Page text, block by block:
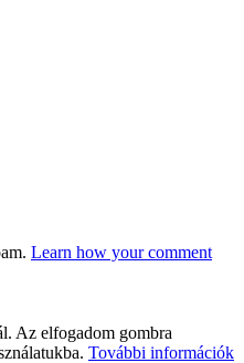
Learn how your comment
Az elfogadom gombra
További információk